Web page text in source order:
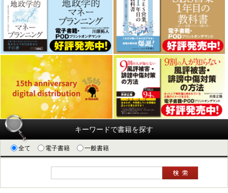
キーワードで書籍を探す
全て 電子書籍 一般書籍